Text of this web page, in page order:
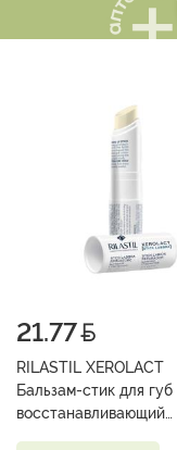
21.77
RILASTIL XEROLACT
Бальзам-стик для губ
восстанавливающий